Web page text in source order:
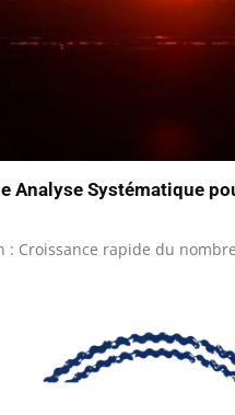
Analyse Systématique
: Croissance rapide du